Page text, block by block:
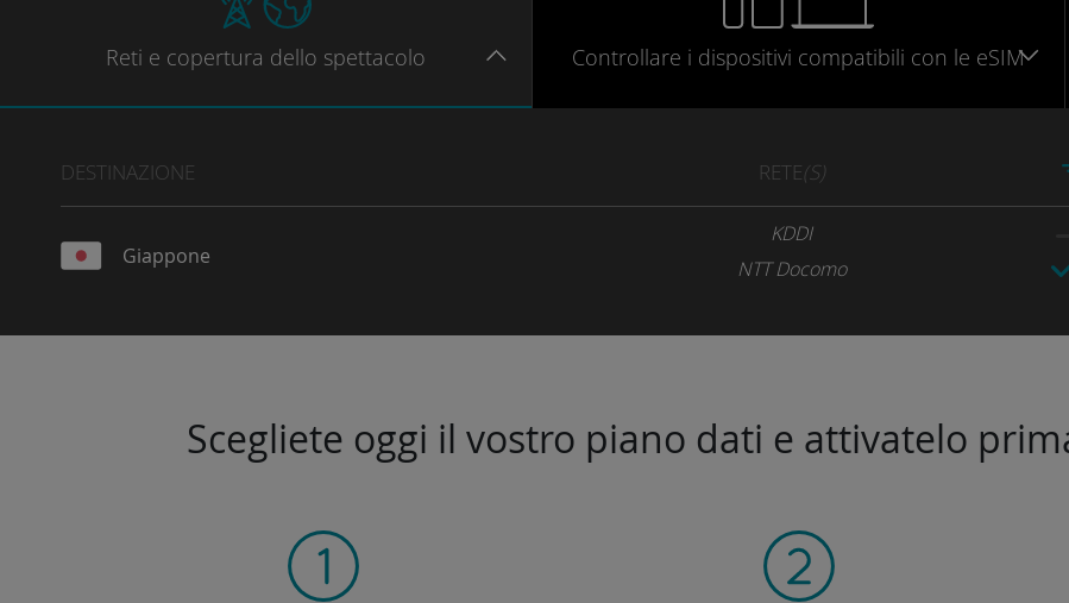
Reti e copertura dello spettacolo Controllare i dispositivi compatibili con le eSIM
DESTINAZIONE RETE(S)
Giappone
KDDI
NTT Docomo
Scegliete oggi il vostro piano dati e attivatelo